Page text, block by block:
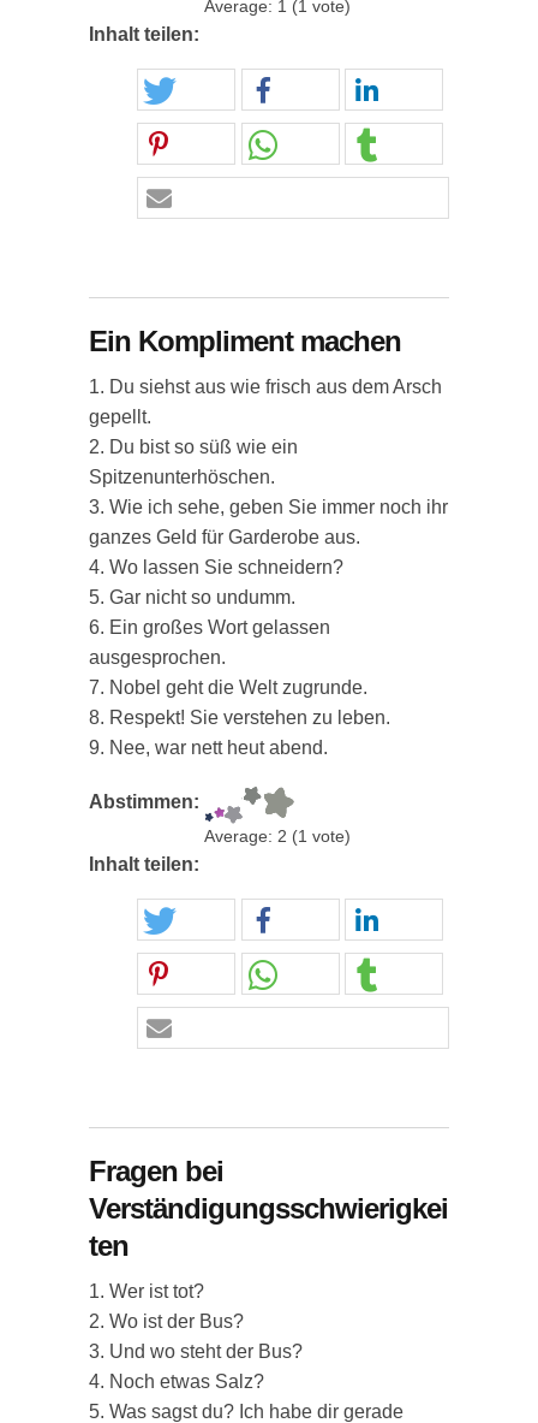
Average: 1 (1 vote)
Inhalt teilen:
Ein Kompliment machen
1. Du siehst aus wie frisch aus dem Arsch
gepellt.
2. Du bist so süß wie ein
Spitzenunterhöschen.
3. Wie ich sehe, geben Sie immer noch ihr
ganzes Geld für Garderobe aus.
4. Wo lassen Sie schneidern?
5. Gar nicht so undumm.
6. Ein großes Wort gelassen
ausgesprochen.
7. Nobel geht die Welt zugrunde.
8. Respekt! Sie verstehen zu leben.
9. Nee, war nett heut abend.
Abstimmen:
Average: 2 (1 vote)
Inhalt teilen:
Fragen bei
Verständigungsschwierigkei
ten
1. Wer ist tot?
2. Wo ist der Bus?
3. Und wo steht der Bus?
4. Noch etwas Salz?
5. Was sagst du? Ich habe dir gerade